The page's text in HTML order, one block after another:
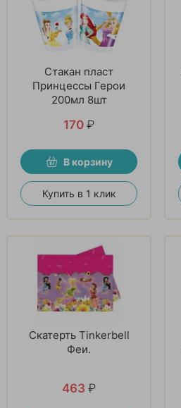
Стакан пласт
Принцессы Герои
200мл 8шт
170 ₽
В корзину
Купить в 1 клик
Скатерть Tinkerbell
Феи.
463 ₽